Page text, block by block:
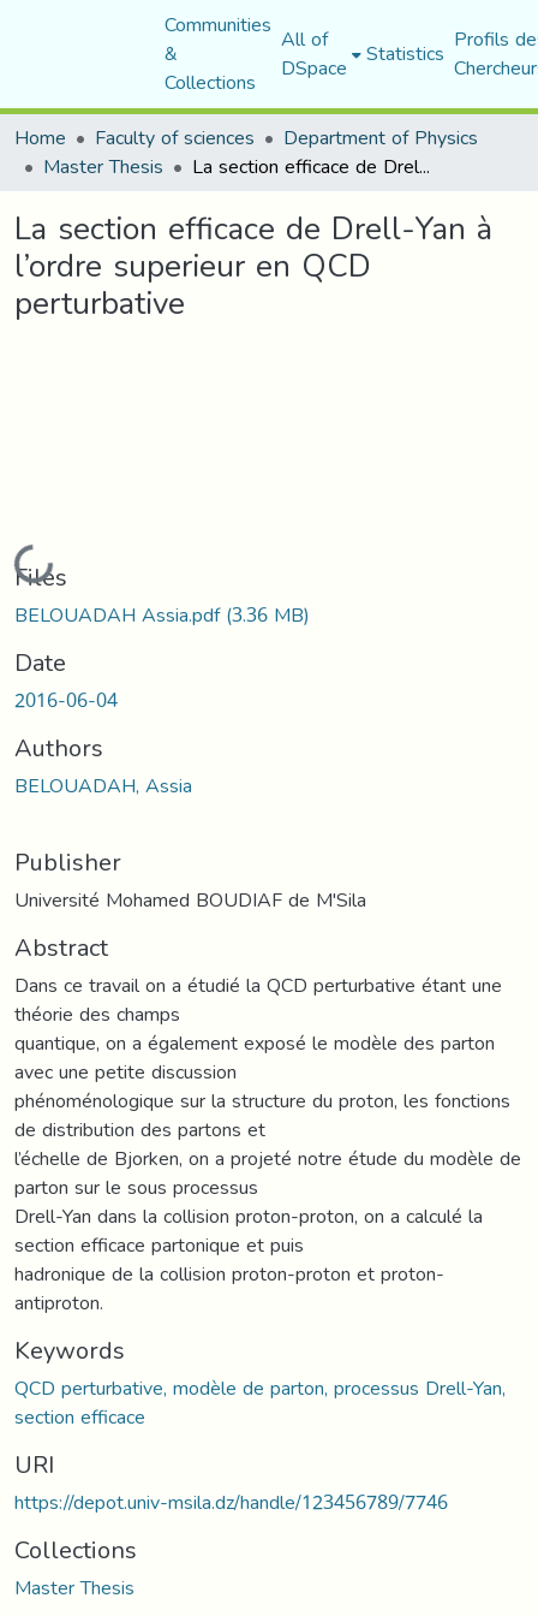
Communities
&
Collections
All of
DSpace Statistics Profils
Home
Faculty of sciences Department of Physics
Master Thesis La section efficace de Drell-Yan à l’ordre superieur en QCD perturbative
La section efficace de Drell-Yan à
l’ordre superieur en QCD
perturbative
Loading...
Files
BELOUADAH Assia.pdf(3.36 MB)
Date
2016-06-04
Authors
BELOUADAH, Assia
Publisher
Université Mohamed BOUDIAF de M'Sila
Abstract
Dans ce travail on a étudié la QCD perturbative étant une
théorie des champs
quantique, on a également exposé le modèle des parton
avec une petite discussion
phénoménologique sur la structure du proton, les fonctions
de distribution des partons et
l’échelle de Bjorken, on a projeté notre étude du modèle de
parton sur le sous processus
Drell-Yan dans la collision proton-proton, on a calculé la
section efficace partonique et puis
hadronique de la collision proton-proton et proton-
antiproton.
Keywords
QCD perturbative, modèle de parton, processus Drell-Yan,
section efficace
URI
https://depot.univ-msila.dz/handle/123456789/7746
Collections
Master Thesis